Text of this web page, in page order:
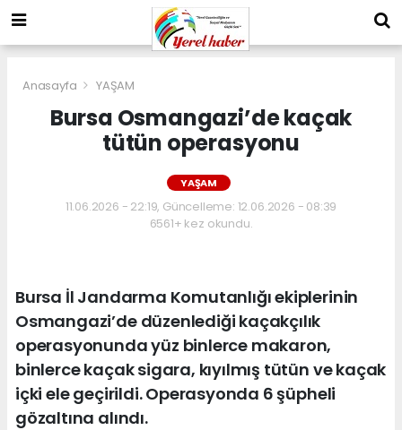
Anasayfa YAŞAM
Bursa Osmangazi’de kaçak
tütün operasyonu
YAŞAM
11.06.2026 - 22:19, Güncelleme: 12.06.2026 - 08:39
6561+ kez okundu.
Bursa İl Jandarma Komutanlığı ekiplerinin
Osmangazi’de düzenlediği kaçakçılık
operasyonunda yüz binlerce makaron,
binlerce kaçak sigara, kıyılmış tütün ve kaçak
içki ele geçirildi. Operasyonda 6 şüpheli
gözaltına alındı.